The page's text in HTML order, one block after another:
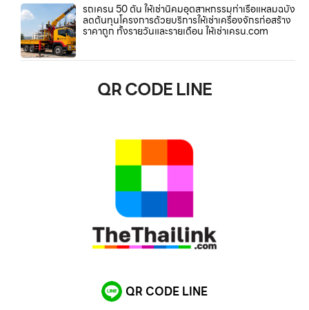
รถเครน 50 ตัน ให้เช่านิคมอุตสาหกรรมท่าเรือแหลมฉบัง
ลดต้นทุนโครงการด้วยบริการให้เช่าเครื่องจักรก่อสร้าง
ราคาถูก ทั้งรายวันและรายเดือน ให้เช่าเครน.com
QR CODE LINE
QR CODE LINE